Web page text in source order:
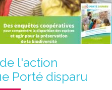
l'action
Porté disparu